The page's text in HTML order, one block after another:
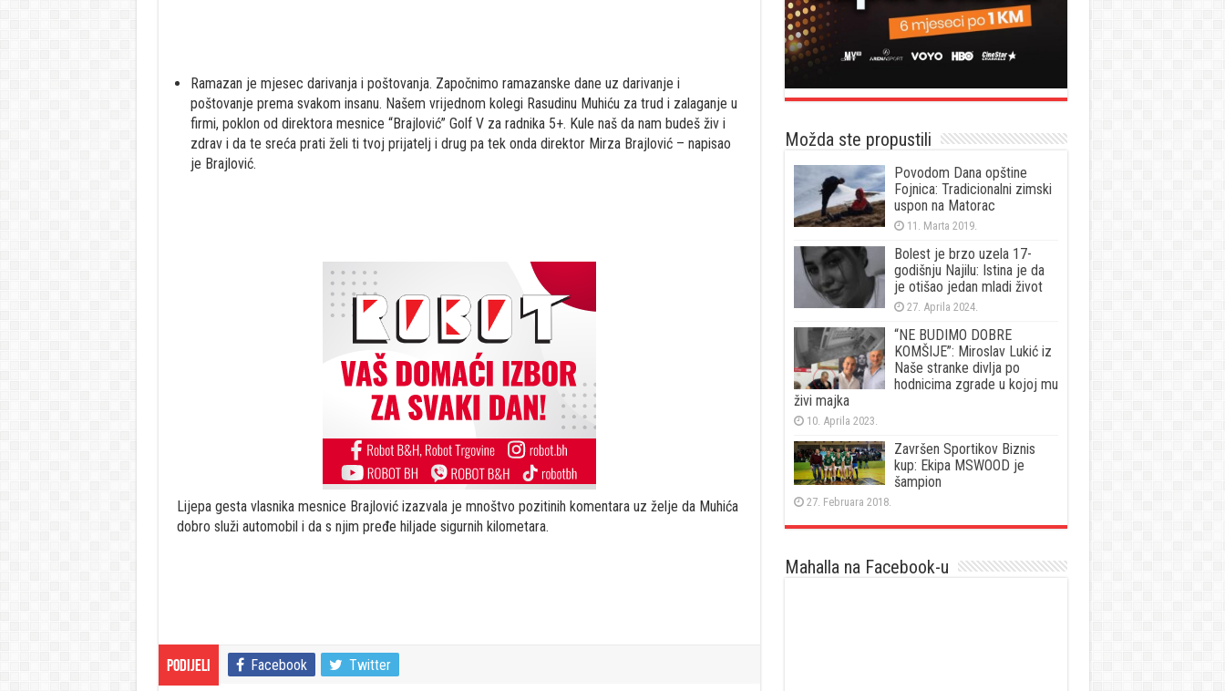
Ramazan je mjesec darivanja i poštovanja. Započnimo ramazanske dane uz darivanje i
poštovanje prema svakom insanu. Našem vrijednom kolegi Rasudinu Muhiću za trud i zalaganje u
firmi, poklon od direktora mesnice “Brajlović” Golf V za radnika 5+. Kule naš da nam budeš živ i
zdrav i da te sreća prati želi ti tvoj prijatelj i drug pa tek onda direktor Mirza Brajlović – napisao
je Brajlović.
Lijepa gesta vlasnika mesnice Brajlović izazvala je mnoštvo pozitinih komentara uz želje da Muhića
dobro služi automobil i da s njim pređe hiljade sigurnih kilometara.
Podijeli Facebook Twitter
Možda ste propustili
Povodom Dana opštine
Fojnica: Tradicionalni zimski
uspon na Matorac
11. Marta 2019.
Bolest je brzo uzela 17-
godišnju Najilu: Istina je da
je otišao jedan mladi život
27. Aprila 2024.
“NE BUDIMO DOBRE
KOMŠIJE”: Miroslav Lukić iz
Naše stranke divlja po
hodnicima zgrade u kojoj mu
živi majka
10. Aprila 2023.
Završen Sportikov Biznis
kup: Ekipa MSWOOD je
šampion
27. Februara 2018.
Mahalla na Facebook-u